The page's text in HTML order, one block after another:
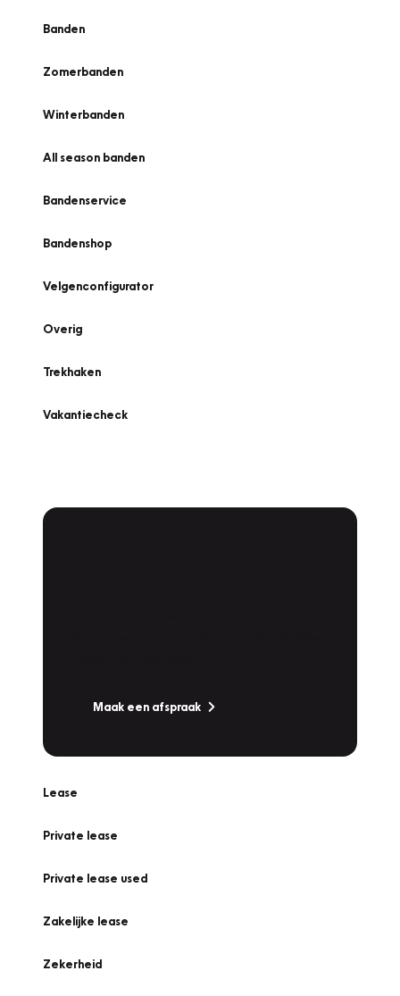
Banden
Zomerbanden
Winterbanden
All season banden
Bandenservice
Bandenshop
Velgenconfigurator
Overig
Trekhaken
Vakantiecheck
Maak een afspraak
Lease
Private lease
Private lease used
Zakelijke lease
Zekerheid